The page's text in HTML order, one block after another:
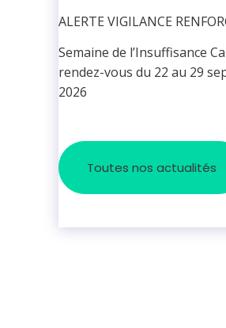
ALERTE VIGILANCE
Semaine de l’Insuffisance
rendez-vous du 22 au 29
2026
Toutes nos actualités